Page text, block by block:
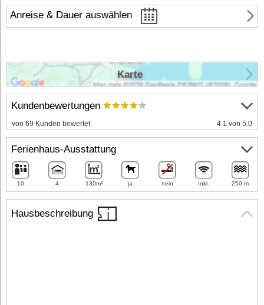
Anreise & Dauer auswählen
Hausbeschreibung
Kundenbewertungen
von 69 Kunden bewertet 4.1 von 5.0
Ferienhaus-Ausstattung
10 4 130m² ja nein Inkl. 250 m
Karte